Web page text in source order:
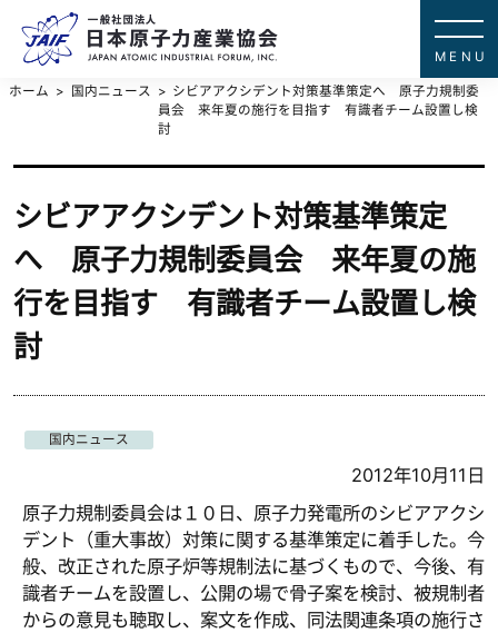
ホーム 国内ニュース
シビアアクシデント対策基準策定へ 原子力規制委
員会 来年夏の施行を目指す 有識者チーム設置し検
討
シビアアクシデント対策基準策定
へ 原子力規制委員会 来年夏の施
行を目指す 有識者チーム設置し検
討
国内ニュース
2012年10月11日
原子力規制委員会は１０日、原子力発電所のシビアアクシ
デント（重大事故）対策に関する基準策定に着手した。今
般、改正された原子炉等規制法に基づくもので、今後、有
識者チームを設置し、公開の場で骨子案を検討、被規制者
からの意見も聴取し、案文を作成、同法関連条項の施行さ